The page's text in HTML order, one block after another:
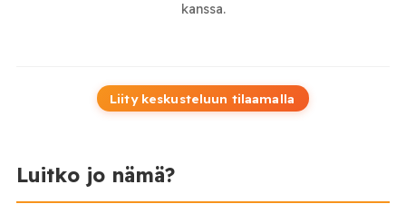
kanssa.
Liity keskusteluun tilaamalla
Luitko jo nämä?